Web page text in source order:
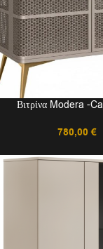
Βιτρίνα Modera -
780,00 €